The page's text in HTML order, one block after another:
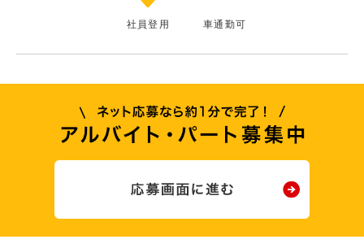
社員登用 車通勤可